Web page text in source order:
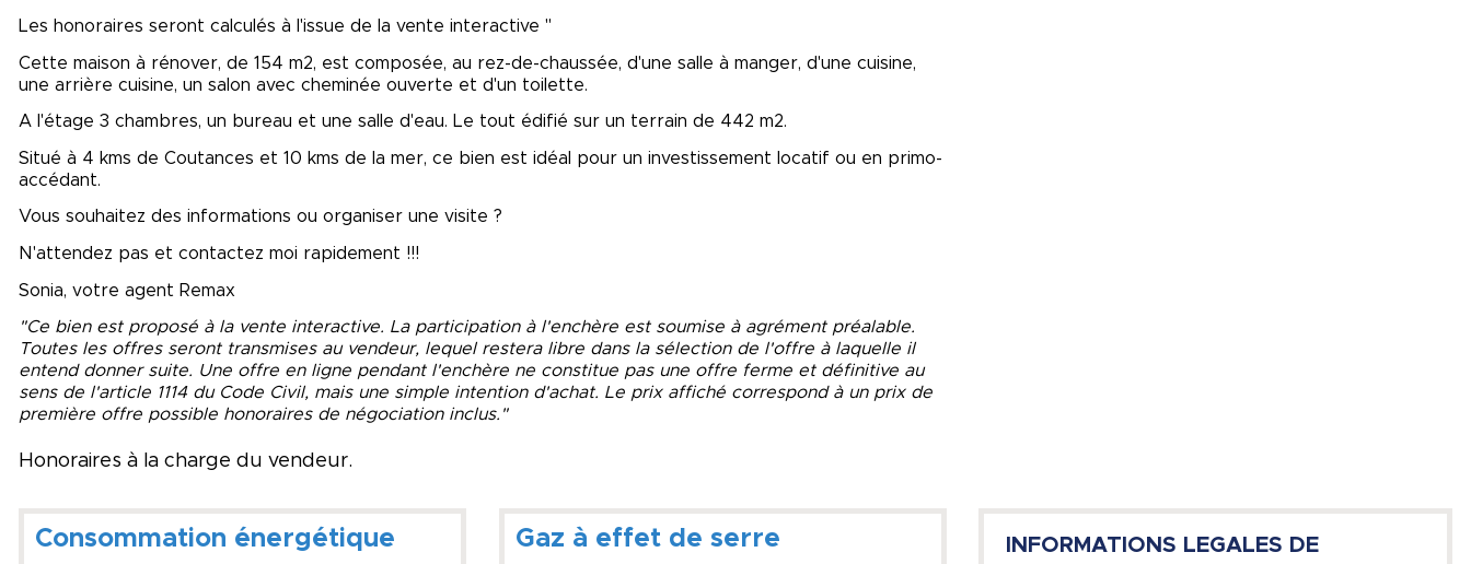
Les honoraires seront calculés à l'issue de la vente interactive "
Cette maison à rénover, de 154 m2, est composée, au rez-de-chaussée, d'une salle à manger, d'une cuisine,
une arrière cuisine, un salon avec cheminée ouverte et d'un toilette.
A l'étage 3 chambres, un bureau et une salle d'eau. Le tout édifié sur un terrain de 442 m2.
Situé à 4 kms de Coutances et 10 kms de la mer, ce bien est idéal pour un investissement locatif ou en primo-
accédant.
Vous souhaitez des informations ou organiser une visite ?
N'attendez pas et contactez moi rapidement !!!
Sonia, votre agent Remax
"Ce bien est proposé à la vente interactive. La participation à l'enchère est soumise à agrément préalable.
Toutes les offres seront transmises au vendeur, lequel restera libre dans la sélection de l'offre à laquelle il
entend donner suite. Une offre en ligne pendant l'enchère ne constitue pas une offre ferme et définitive au
sens de l'article 1114 du Code Civil, mais une simple intention d'achat. Le prix affiché correspond à un prix de
première offre possible honoraires de négociation inclus."
Honoraires à la charge du vendeur.
Consommation énergétique Gaz à effet de serre
INFORMATIONS LEGALES DE